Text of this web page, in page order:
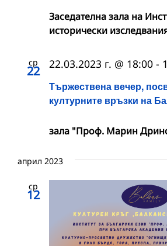
Заседателна зала на
исторически
ср
22
Тържествена вечер,
културните връзки на
22.03.2023 г. @ 18:00 -
зала "Проф. Марин
април 2023
ср
12